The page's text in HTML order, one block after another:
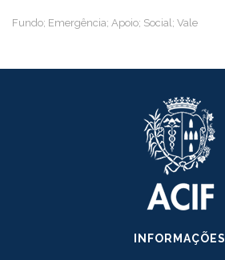
Fundo; Emergência; Apoio; Social; Vale
INFORMAÇÕES